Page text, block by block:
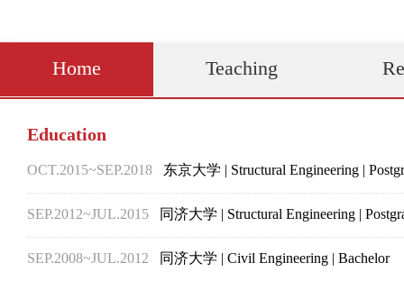
Home Teaching
Education
OCT.2015~SEP.2018 东京大学 | Structural Engineering |
SEP.2012~JUL.2015 同济大学 | Structural Engineering |
SEP.2008~JUL.2012 同济大学 | Civil Engineering | Bachelor